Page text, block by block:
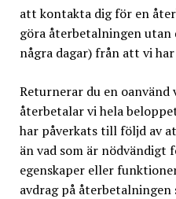
att kontakta dig för en
göra återbetalningen
några dagar) från att vi
Returnerar du en oanvänd
återbetalar vi hela
har påverkats till följd av
än vad som är nödvändigt
egenskaper eller
avdrag på återbetalningen